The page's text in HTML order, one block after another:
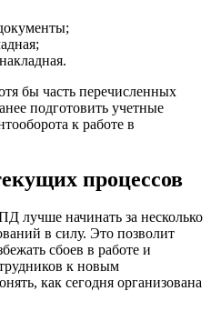
бы часть перечисленных
подготовить учетные
к работе в
процессов
лучше начинать за несколько
в силу. Это позволит
сбоев в работе и
к новым
как сегодня организована